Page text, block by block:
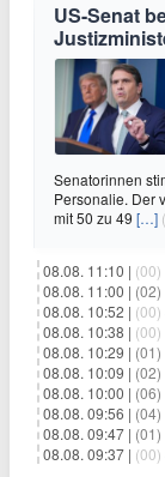
US-Senat
Senatorinnen
Personalie. Der
mit 50 zu 49 […]
08.08. 11:10 | (00)
08.08. 11:00 | (02)
08.08. 10:52 | (00)
08.08. 10:38 | (00)
08.08. 10:29 | (01)
08.08. 10:09 | (02)
08.08. 10:00 | (06)
08.08. 09:56 | (04)
08.08. 09:47 | (01)
08.08. 09:37 | (00)